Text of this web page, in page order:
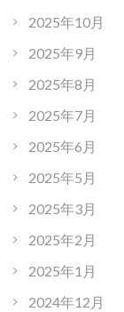
2025年10月
2025年9月
2025年8月
2025年7月
2025年6月
2025年5月
2025年3月
2025年2月
2025年1月
2024年12月